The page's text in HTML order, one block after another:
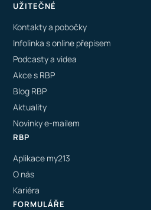
UŽITEČNÉ
Kontakty a pobočky
Infolinka s online přepisem
Podcasty a videa
Akce s RBP
Blog RBP
Aktuality
Novinky e-mailem
RBP
Aplikace my213
O nás
Kariéra
FORMULÁŘE